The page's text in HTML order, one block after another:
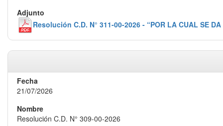
Resolución C.D. N° 311-00-2026 - “POR LA CUAL SE
21/07/2026
Resolución C.D. N° 309-00-2026